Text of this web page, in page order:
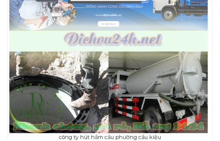
công ty hút hầm cầu phường cầu kiệu